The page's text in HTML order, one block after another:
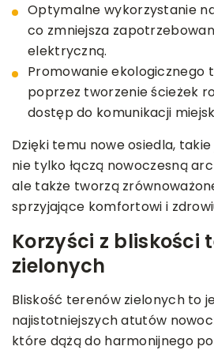
Optymalne wykorzystanie
co zmniejsza
elektryczną.
Promowanie ekologicznego
poprzez tworzenie ścieżek
dostęp do komunikacji
Dzięki temu nowe osiedla,
nie tylko łączą nowoczesną
ale także tworzą
sprzyjające komfortowi i
Korzyści z bliskości
zielonych
Bliskość terenów zielonych to
najistotniejszych atutów
które dążą do harmonijnego